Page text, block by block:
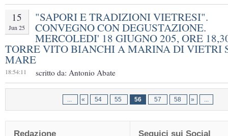
15
Jun 25
"SAPORI E TRADIZIONI VIETRESI".
CONVEGNO CON DEGUSTAZIONE.
MERCOLEDI' 18 GIUGNO 205, ORE
TORRE VITO BIANCHI A MARINA DI VIETRI
MARE
18:54:11 scritto da: Antonio Abate
... « 54 55 56 57 58 » ...
Redazione
Seguici sui Social